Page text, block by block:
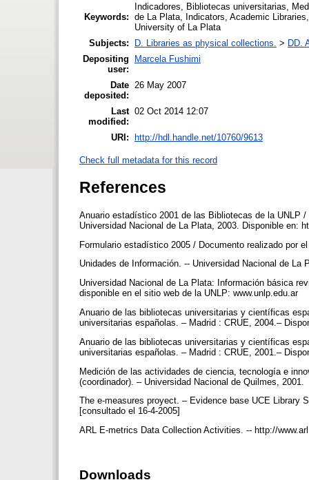
Keywords:
Indicadores, Bibliotecas universitarias,
de La Plata, Indicators, Academic
University of La Plata
Subjects:
D. Libraries as physical collections. > DD.
Depositing
user:
Marcela Fushimi
Date
deposited:
26 May 2007
Last
modified:
02 Oct 2014 12:07
URI: http://hdl.handle.net/10760/9613
Check full metadata for this record
References
Anuario estadístico 2001 de las Bibliotecas de la UNLP
Universidad Nacional de La Plata, 2003. Disponible en:
Formulario estadístico 2005 / Documento realizado por
Unidades de Información. -- Universidad Nacional de
Universidad Nacional de La Plata: Información básica
disponible en el sitio web de la UNLP: www.unlp.edu.ar
Anuario de las bibliotecas universitarias y científicas
universitarias españolas. – Madrid : CRUE, 2004.–
Anuario de las bibliotecas universitarias y científicas
universitarias españolas. – Madrid : CRUE, 2001.–
Medición de las actividades de ciencia, tecnología e
(coordinador). – Universidad Nacional de Quilmes, 2001.
The e-measures proyect. – Evidence base UCE Library
[consultado el 16-4-2005]
ARL E-metrics Data Collection Activities. -- http://
Downloads